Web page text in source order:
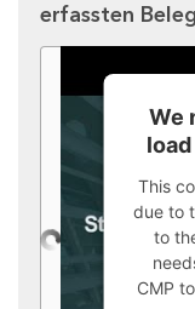
erfassten
We
This
due to
to
CMP